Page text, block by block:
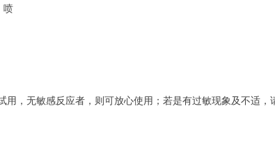
喷
，无敏感反应者，则可放心使用；若是有过敏现象及不适，